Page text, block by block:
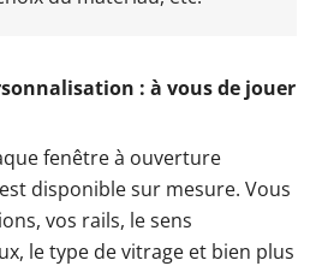
: à vous de jouer
fenêtre à ouverture
disponible sur mesure. Vous
vos rails, le sens
le type de vitrage et bien plus